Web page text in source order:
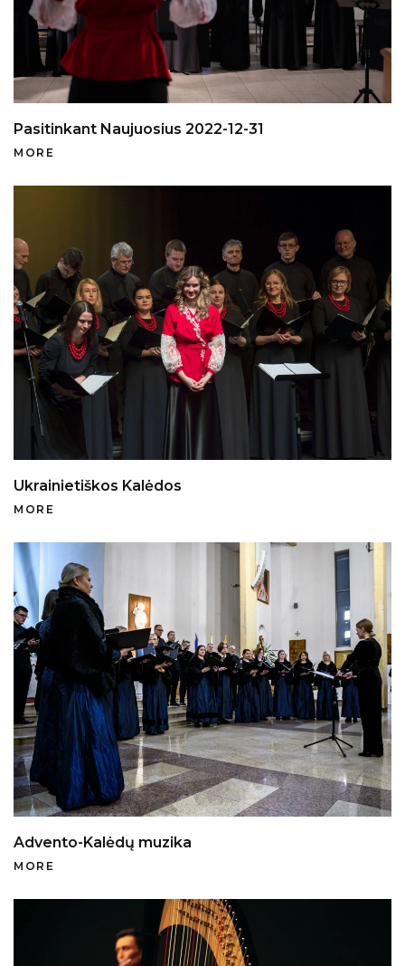
Pasitinkant Naujuosius 2022-12-31
MORE
Ukrainietiškos Kalėdos
MORE
Advento-Kalėdų muzika
MORE